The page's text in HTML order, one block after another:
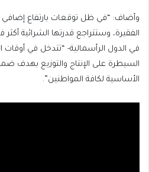
وأضاف: “في ظل توقعات بارتفاع إضافي
الفقيرة، وستتراجع قدرتها الشرائية
في الدول الرأسمالية- “تتدخل في أوقات
السيطرة على الإنتاج والتوزيع بهدف
الأساسية لكافة المواطنين”.